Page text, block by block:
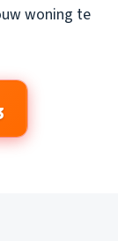
woning te